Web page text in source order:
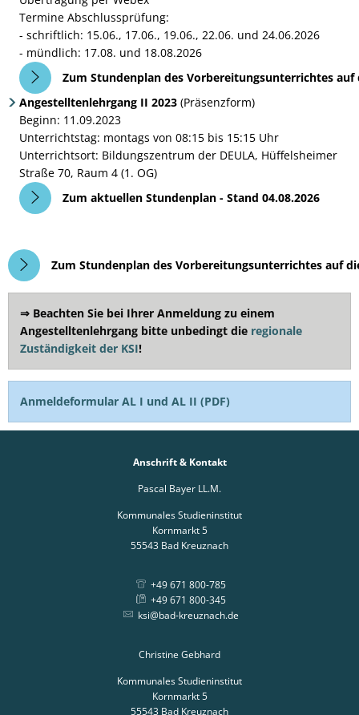
Termine Abschlussprüfung:
- schriftlich: 15.06., 17.06., 19.06., 22.06. und 24.06.2026
- mündlich: 17.08. und 18.08.2026
Zum Stundenplan des Vorbereitungsunterrichtes auf
Angestelltenlehrgang II 2023(Präsenzform)
Beginn: 11.09.2023
Unterrichtstag: montags von 08:15 bis 15:15 Uhr
Unterrichtsort: Bildungszentrum der DEULA, Hüffelsheimer
Straße 70, Raum 4 (1. OG)
Zum aktuellen Stundenplan - Stand 04.08.2026
Zum Stundenplan des Vorbereitungsunterrichtes auf
⇒ Beachten Sie bei Ihrer Anmeldung zu einem
Angestelltenlehrgang bitte unbedingt die regionale
Zuständigkeit der KSI!
Anmeldeformular AL I und AL II (PDF)
Anschrift & Kontakt
Pascal Bayer LL.M.
Kommunales Studieninstitut
Kornmarkt 5
55543 Bad Kreuznach
+49 671 800-785
+49 671 800-345
ksi@bad-kreuznach.de
Christine Gebhard
Kommunales Studieninstitut
Kornmarkt 5
55543 Bad Kreuznach